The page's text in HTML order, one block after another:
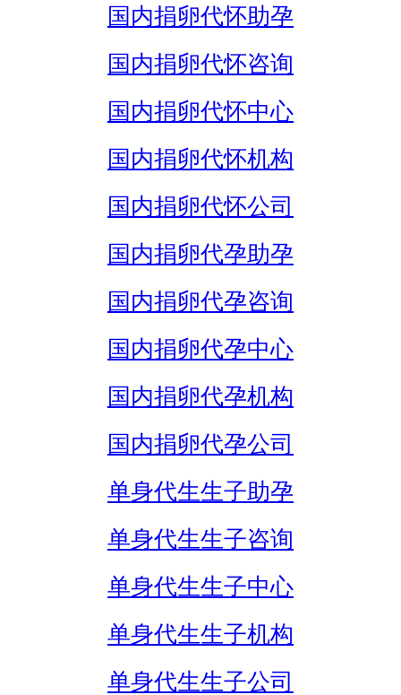
国内捐卵代怀助孕
国内捐卵代怀咨询
国内捐卵代怀中心
国内捐卵代怀机构
国内捐卵代怀公司
国内捐卵代孕助孕
国内捐卵代孕咨询
国内捐卵代孕中心
国内捐卵代孕机构
国内捐卵代孕公司
单身代生生子助孕
单身代生生子咨询
单身代生生子中心
单身代生生子机构
单身代生生子公司